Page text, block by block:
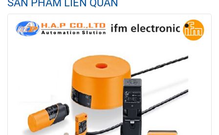
SẢN PHẨM LIÊN QUAN